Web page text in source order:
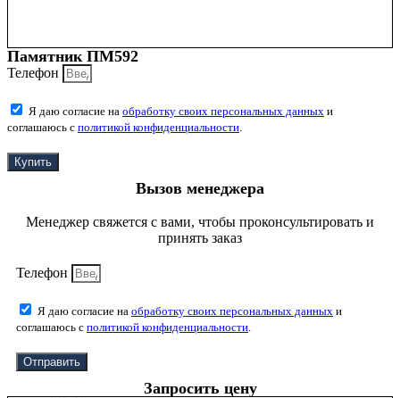
Памятник ПМ592
Телефон
Я даю согласие на обработку своих персональных данных и
соглашаюсь с политикой конфиденциальности
Купить
Вызов менеджера
Менеджер свяжется с вами, чтобы проконсультировать и
принять заказ
Телефон
Я даю согласие на обработку своих персональных данных и
соглашаюсь с политикой конфиденциальности
Отправить
Запросить цену